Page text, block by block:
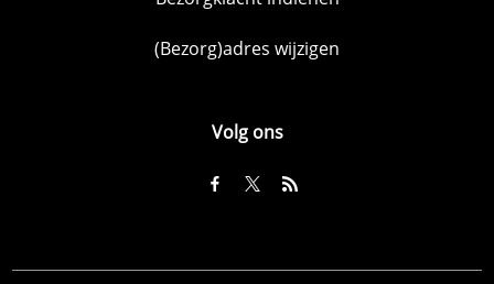
(Bezorg)adres wijzigen
Volg ons